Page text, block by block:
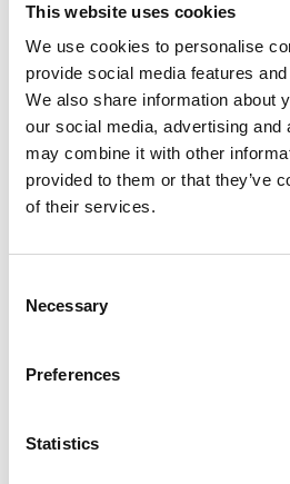
This website uses cookies
We use cookies to personalise
provide social media features
We also share information about
our social media, advertising and
may combine it with other
provided to them or that they’ve
of their services.
Selection
Necessary
Preferences
Statistics
Product informatie
Euroscaffold rolsteiger
lichtgewicht aluminium constructie
zorgen
mobiliteit tijdens het werken. Het